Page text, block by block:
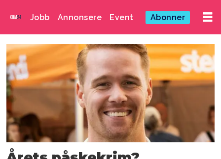
Jobb Annonsere Event Abonner
Emne:
arbeidsliv